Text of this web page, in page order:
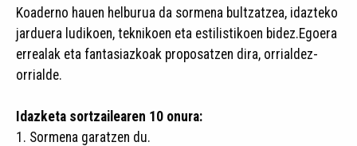
Koaderno hauen helburua da sormena bultzatzea, idazteko
jarduera ludikoen, teknikoen eta estilistikoen bidez.Egoera
errealak eta fantasiazkoak proposatzen dira, orrialdez-
orrialde.
Idazketa sortzailearen 10 onura:
1. Sormena garatzen du.